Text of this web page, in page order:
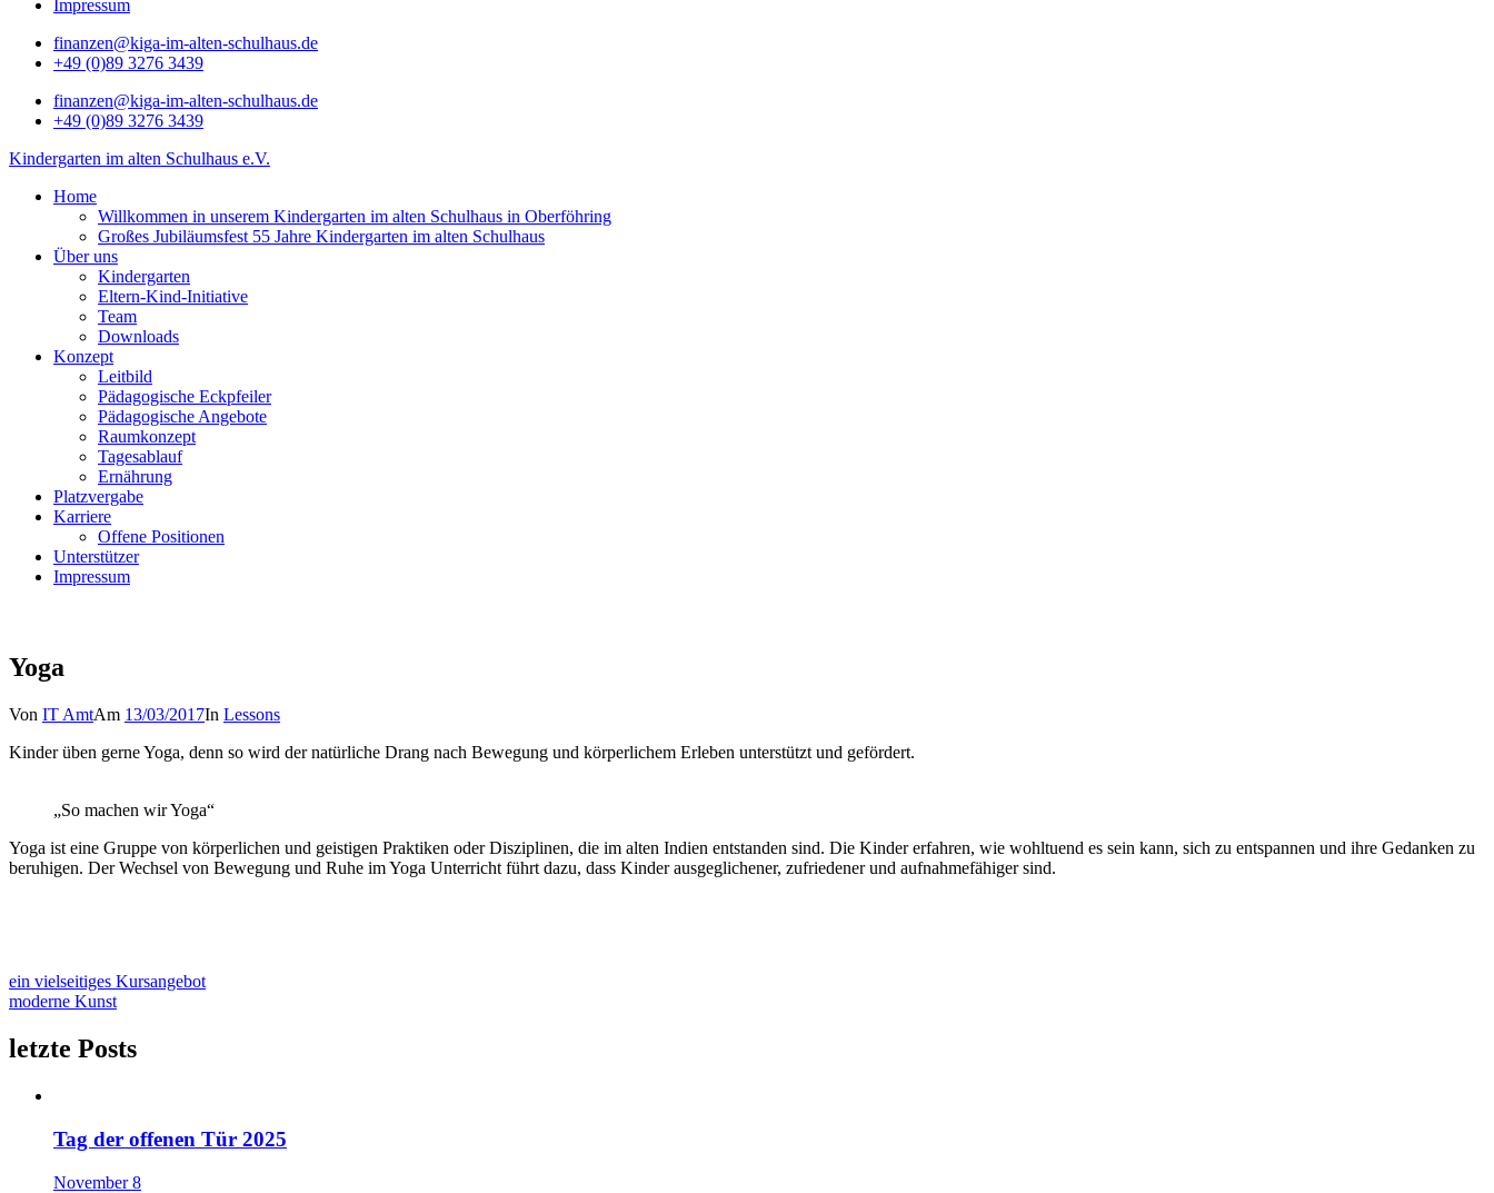
Impressum
finanzen@kiga-im-alten-schulhaus.de
+49 (0)89 3276 3439
finanzen@kiga-im-alten-schulhaus.de
+49 (0)89 3276 3439
Kindergarten im alten Schulhaus e.V.
Home
Willkommen in unserem Kindergarten im alten Schulhaus in Oberföhring
Großes Jubiläumsfest 55 Jahre Kindergarten im alten Schulhaus
Über uns
Kindergarten
Eltern-Kind-Initiative
Team
Downloads
Konzept
Leitbild
Pädagogische Eckpfeiler
Pädagogische Angebote
Raumkonzept
Tagesablauf
Ernährung
Platzvergabe
Karriere
Offene Positionen
Unterstützer
Impressum
Yoga
Von IT AmtAm 13/03/2017In Lessons
Kinder üben gerne Yoga, denn so wird der natürliche Drang nach Bewegung und körperlichem Erleben unterstützt und gefördert.
„So machen wir Yoga“
Yoga ist eine Gruppe von körperlichen und geistigen Praktiken oder Disziplinen, die im alten Indien entstanden sind. Die Kinder erfahren, wie wohltuend es sein kann, sich zu entspannen und ihre Gedanken zu
beruhigen. Der Wechsel von Bewegung und Ruhe im Yoga Unterricht führt dazu, dass Kinder ausgeglichener, zufriedener und aufnahmefähiger sind.
Beitragsnavigation
ein vielseitiges Kursangebot
moderne Kunst
letzte Posts
Tag der offenen Tür 2025
November 8